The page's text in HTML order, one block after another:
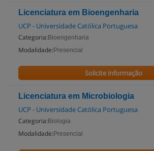
Licenciatura em Bioengenharia
UCP - Universidade Católica Portuguesa
Categoria: Bioengenharia
Modalidade: Presencial
Solicite informação
Licenciatura em Microbiologia
UCP - Universidade Católica Portuguesa
Categoria: Biologia
Modalidade: Presencial